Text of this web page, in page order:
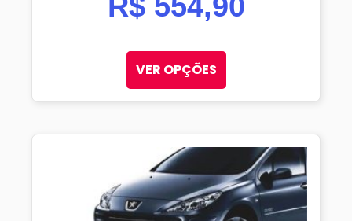
VER OPÇÕES